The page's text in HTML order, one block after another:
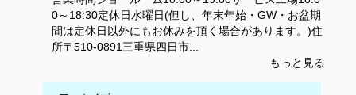
0～18:30定休日水曜日(但し、年末年始・GW・お盆期
間は定休日以外にもお休みを頂く場合があります。)住
所〒510-0891三重県四日市...
もっと見る